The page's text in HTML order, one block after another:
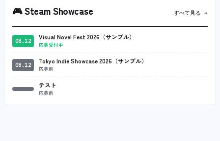
🎮Steam Showcase すべて見る →
08.12 Visual Novel Fest 2026（サンプル）
応募受付中
08.12 Tokyo Indie Showcase 2026（サンプル）
応募前
テスト
応募前